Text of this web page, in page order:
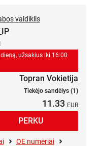
užsakius iki 16:00
valdiklis
Topran Vokietija
Tiekėjo sandėlys (1)
11.33
OE numeriai